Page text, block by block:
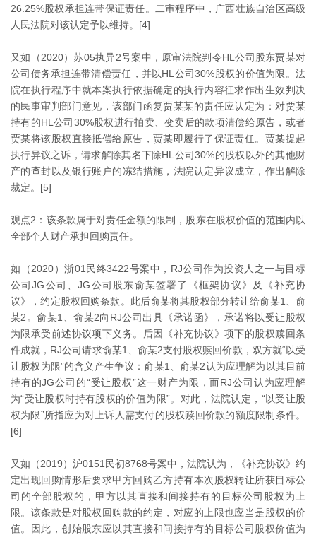
26.25%股权承担连带保证责任。二审程序中，广西壮族自治区高级
人民法院对该认定予以维持。[4]
又如（2020）苏05执异2号案中，原审法院判令HL公司股东贾某对
公司债务承担连带清偿责任，并以HL公司30%股权的价值为限。法
院在执行程序中就本案执行依据确定的执行内容征求作出生效判决
的民事审判部门意见，该部门函复贾某某的责任应认定为：对贾某
持有的HL公司30%股权进行拍卖、变卖后的款项清偿给原告，或者
贾某将该股权直接抵偿给原告，贾某即履行了保证责任。贾某提起
执行异议之诉，请求解除其名下除HL公司30%的股权以外的其他财
产的查封以及银行账户的冻结措施，法院认定异议成立，作出解除
裁定。[5]
观点2：该条款属于对责任金额的限制，股东在股权价值的范围内以
全部个人财产承担回购责任。
如（2020）浙01民终3422号案中，RJ公司作为投资人之一与目标
公司JG公司、JG公司股东俞某签署了《框架协议》及《补充协
议》，约定股权回购条款。此后俞某将其股权部分转让给俞某1、俞
某2。俞某1、俞某2向RJ公司出具《承诺函》，承诺将以受让股权
为限承受前述协议项下义务。后因《补充协议》项下的股权赎回条
件成就，RJ公司请求俞某1、俞某2支付股权赎回价款，双方就“以受
让股权为限”的含义产生争议：俞某1、俞某2认为应理解为以其目前
持有的JG公司的“受让股权”这一财产为限，而RJ公司认为应理解
为“受让股权时持有股权的价值为限”。对此，法院认定，“以受让股
权为限”所指应为对上诉人需支付的股权赎回价款的额度限制条件。
[6]
又如（2019）沪0151民初8768号案中，法院认为，《补充协议》约
定出现回购情形后要求甲方回购乙方持有本次股权转让所获目标公
司的全部股权的，甲方以其直接和间接持有的目标公司股权为上
限。该条款是对股权回购款的约定，对应的上限也应当是股权的价
值。因此，创始股东应以其直接和间接持有的目标公司股权价值为